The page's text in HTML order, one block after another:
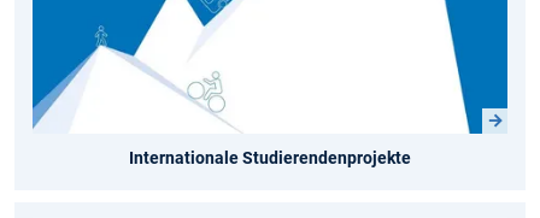
Internationale Studierendenprojekte